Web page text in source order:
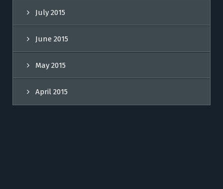
July 2015
June 2015
May 2015
April 2015